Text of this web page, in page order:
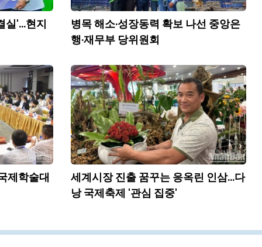
실'...현지
병목 해소·성장동력 확보 나선 중앙은
행·재무부 당위원회
제학술대
세계시장 진출 꿈꾸는 응옥린 인삼...다
낭 국제축제 '관심 집중'